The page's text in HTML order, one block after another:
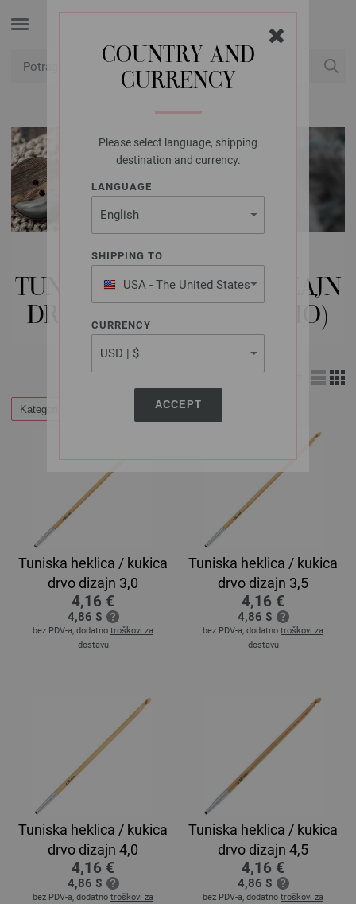
COUNTRY AND
CURRENCY
Please select language, shipping
destination and currency.
LANGUAGE
SHIPPING TO
USA - The United States
of America
CURRENCY
ACCEPT
LANA GROSSA IGLE |
TUNEVSKI POKRETI | DIZAJN
DRVENE PRIRODE (VARIO)
Kategorije
Tuniska heklica / kukica
drvo dizajn 3,0
4,16 €
4,86 $
bez PDV-a, dodatno troškovi za
dostavu
Tuniska heklica / kukica
drvo dizajn 3,5
4,16 €
4,86 $
bez PDV-a, dodatno troškovi za
dostavu
Tuniska heklica / kukica
drvo dizajn 4,0
4,16 €
4,86 $
bez PDV-a, dodatno troškovi za
Tuniska heklica / kukica
drvo dizajn 4,5
4,16 €
4,86 $
bez PDV-a, dodatno troškovi za